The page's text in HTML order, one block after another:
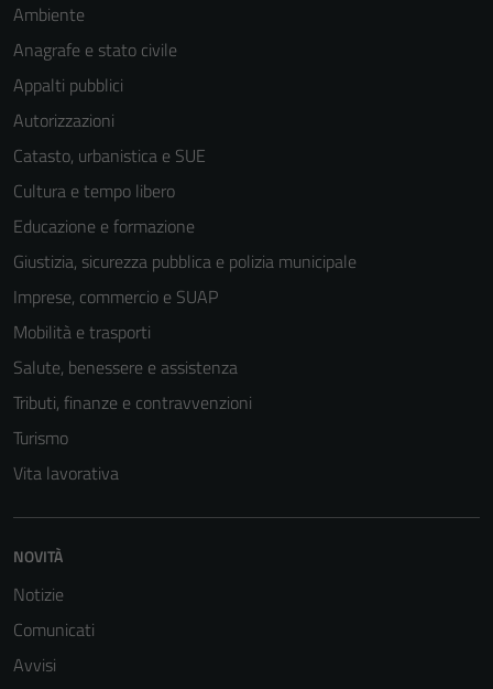
Ambiente
Anagrafe e stato civile
Appalti pubblici
Autorizzazioni
Catasto, urbanistica e SUE
Cultura e tempo libero
Educazione e formazione
Giustizia, sicurezza pubblica e polizia municipale
Imprese, commercio e SUAP
Mobilità e trasporti
Salute, benessere e assistenza
Tributi, finanze e contravvenzioni
Turismo
Vita lavorativa
NOVITÀ
Notizie
Comunicati
Avvisi